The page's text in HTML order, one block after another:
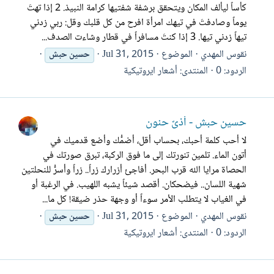
كأساً ليألف المكان ويتحقق برشفة شفتيها كرامة النبيذ. 2 إذا تهتَ
يوماً وصادفتَ في تيهك امرأة افرح من كل قلبك وقل: ربي زدني
تيهاً زدني تيها. 3 إذا كنتَ مسافراً في قطار وشاءت الصدف...
نقوس المهدي الموضوع Jul 31, 2015 حسينحبش
الردود: 0 المنتدى: أشعار ايروتيكية
حسين حبش - أذىً حنون
لا أحب كلمة أحبك، بحساب أقل، أضمُّك وأضع قدميك في
أتون الماء. تلمين تنورتك إلى ما فوق الركبة، تبرق صورتك في
الحصاة مرايا الله قرب البحر. أفاجئ أزرارك زراً.. زراً وأسرُّ للنحلتين
شهية اللسان.. فيضحكان. أقصد شيئاً يشبه اللهيب. في الرغبة أو
في الغياب لا يتطلب الأمر سوءاً أو وجهة حذر ضيقة! كل ما...
نقوس المهدي الموضوع Jul 31, 2015 حسينحبش
الردود: 0 المنتدى: أشعار ايروتيكية